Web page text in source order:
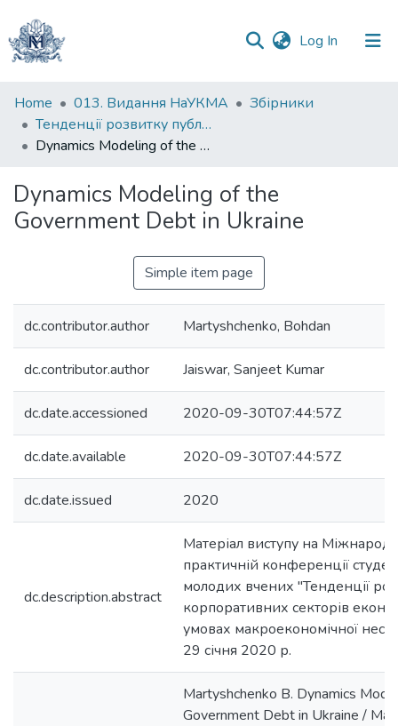
Log In (current)
Communities
&
Collections
Statistics
Home 013. Видання НаУКМА
Збірники
Тенденції розвитку публічних та корпоративних секторів економіки України в умовах макроекономічної нестабільності: матеріали Міжнародної науково-практичної конференції студентів, аспірантів та молодих вчених
Dynamics Modeling of the Government Debt in Ukraine
Dynamics Modeling of the
Government Debt in Ukraine
Simple item page
dc.contributor.author Martyshchenko, Bohdan
dc.contributor.author Jaiswar, Sanjeet Kumar
dc.date.accessioned 2020-09-30T07:44:57Z
dc.date.available 2020-09-30T07:44:57Z
dc.date.issued 2020
dc.description.abstract
Матеріал виступу на
практичній конференції
молодих вчених "Тенденції
корпоративних секторів
умовах макроекономічної
29 січня 2020 р.
Martyshchenko B. Dynamics
Government Debt in Ukraine /